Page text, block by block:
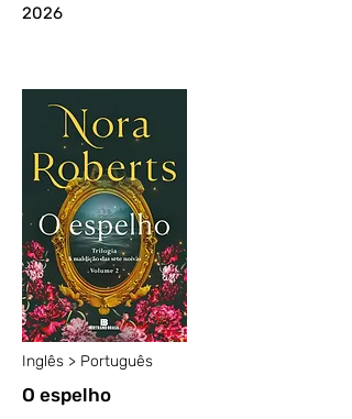
2026
Inglês > Português
O espelho